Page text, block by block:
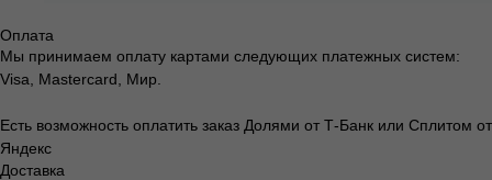
Оплата
Мы принимаем оплату картами следующих платежных систем:
Visa, Mastercard, Мир.
Есть возможность оплатить заказ Долями от Т-Банк или Сплитом от
Яндекс
Доставка